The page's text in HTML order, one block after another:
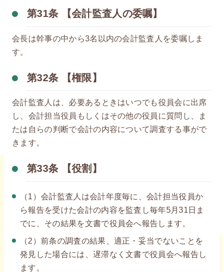
第31条 【会計監査人の委嘱】
会長は幹事の中から3名以内の会計監査人を委嘱しま
す。
第32条 【権限】
会計監査人は、必要あるときはいつでも役員会に出席
し、会計担当役員もしくはその他の役員に質問し、ま
たは自らの判断で会計の内容について調査する事がで
きます。
第33条 【役割】
（1）会計監査人は会計年度毎に、会計担当役員か
ら報告を受けた会計の内容を監査し毎年5月31日ま
でに、その結果を文書で役員会へ報告します。
（2）前条の調査の結果、適正・妥当でないことを
発見した場合には、遅滞なく文書で役員会へ報告し
ます。